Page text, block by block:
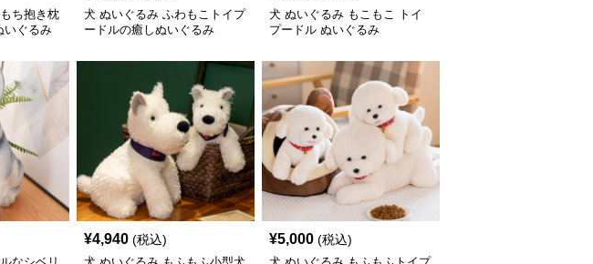
ち抱き枕
いぐるみ
犬 ぬいぐるみ ふわもこトイプ
ードルの癒しぬいぐるみ
犬 ぬいぐるみ もこもこ トイ
プードル ぬいぐるみ
¥4,940 (税込) ¥5,000 (税込)